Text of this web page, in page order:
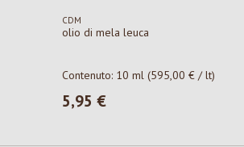
CDM
olio di mela leuca
Contenuto: 10 ml(595,00 € / lt)
Prezzo normale:
5,95 €